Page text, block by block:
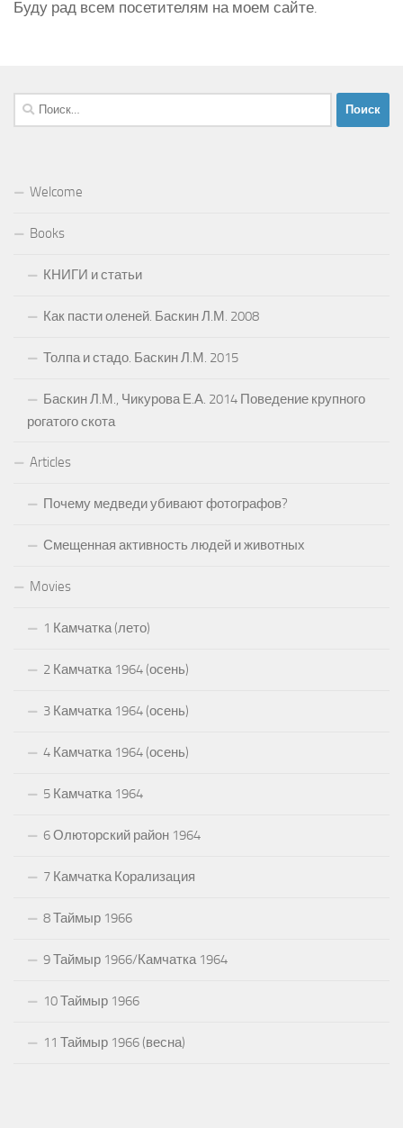
Буду рад всем посетителям на моем сайте.
Найти:
Welcome
Books
КНИГИ и статьи
Как пасти оленей. Баскин Л.М. 2008
Толпа и стадо. Баскин Л.М. 2015
Баскин Л.М., Чикурова Е.А. 2014 Поведение крупного
рогатого скота
Articles
Почему медведи убивают фотографов?
Смещенная активность людей и животных
Movies
1 Камчатка (лето)
2 Камчатка 1964 (осень)
3 Камчатка 1964 (осень)
4 Камчатка 1964 (осень)
5 Камчатка 1964
6 Олюторский район 1964
7 Камчатка Корализация
8 Таймыр 1966
9 Таймыр 1966/Камчатка 1964
10 Таймыр 1966
11 Таймыр 1966 (весна)